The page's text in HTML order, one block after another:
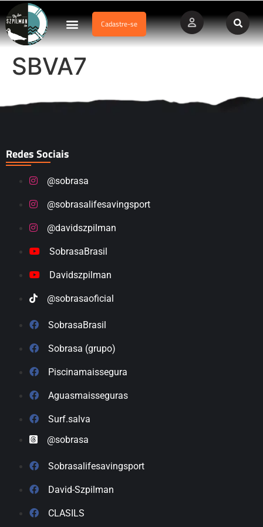
Cadastre-se
SBVA7
Redes Sociais
@sobrasa
@sobrasalifesavingsport
@davidszpilman
SobrasaBrasil
Davidszpilman
@sobrasaoficial
SobrasaBrasil
Sobrasa (grupo)
Piscinamaissegura
Aguasmaisseguras
Surf.salva
@sobrasa
Sobrasalifesavingsport
David-Szpilman
CLASILS